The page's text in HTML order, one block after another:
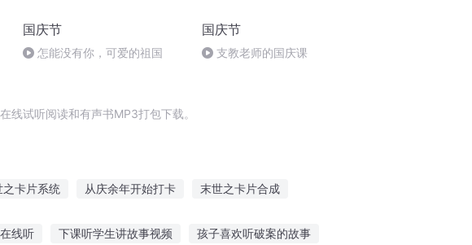
国庆节
怎能没有你，可爱的祖国
国庆节
支教老师的国庆课
线试听阅读和有声书MP3打包下载。
之卡片系统 从庆余年开始打卡 末世之卡片合成
线听 下课听学生讲故事视频 孩子喜欢听破案的故事